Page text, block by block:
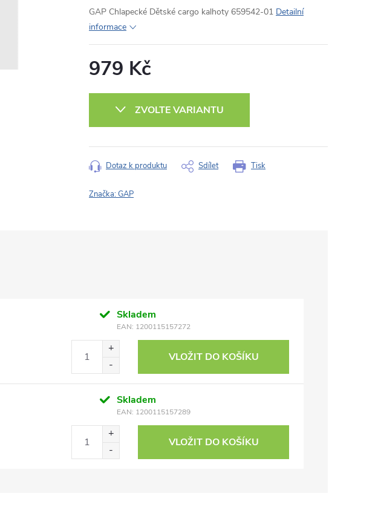
GAP Chlapecké Dětské cargo kalhoty 659542-01 Detailní
informace
979 Kč
ZVOLTE VARIANTU
Tisk
Dotaz k produktu Sdílet
Značka:GAP
Skladem
EAN: 1200115157272
VLOŽIT DO KOŠÍKU
Skladem
EAN: 1200115157289
VLOŽIT DO KOŠÍKU